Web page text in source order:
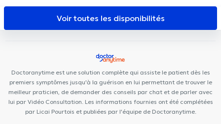
Familia Cura VOCLIdental TRAZEGNIES
Bourlard - Lion
SPhysical Centre de santé Cartier
Espace
Centre Médical rue Dagnelies
Centre de Santé l'Olivier
Voir toutes les disponibilités
Doctoranytime est une solution complète qui assiste le patient dès les
premiers symptômes jusqu'à la guérison en lui permettant de trouver le
meilleur praticien, de demander des conseils par chat et de parler avec
lui par Vidéo Consultation. Les informations fournies ont été complétées
par Licai Pourtois et publiées par l'équipe de Doctoranytime.